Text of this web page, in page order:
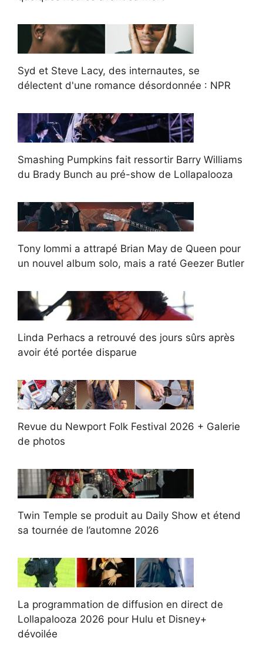
Syd et Steve Lacy, des internautes, se
délectent d'une romance désordonnée : NPR
Smashing Pumpkins fait ressortir Barry Williams
du Brady Bunch au pré-show de Lollapalooza
Tony Iommi a attrapé Brian May de Queen pour
un nouvel album solo, mais a raté Geezer Butler
Linda Perhacs a retrouvé des jours sûrs après
avoir été portée disparue
Revue du Newport Folk Festival 2026 + Galerie
de photos
Twin Temple se produit au Daily Show et étend
sa tournée de l’automne 2026
La programmation de diffusion en direct de
Lollapalooza 2026 pour Hulu et Disney+
dévoilée